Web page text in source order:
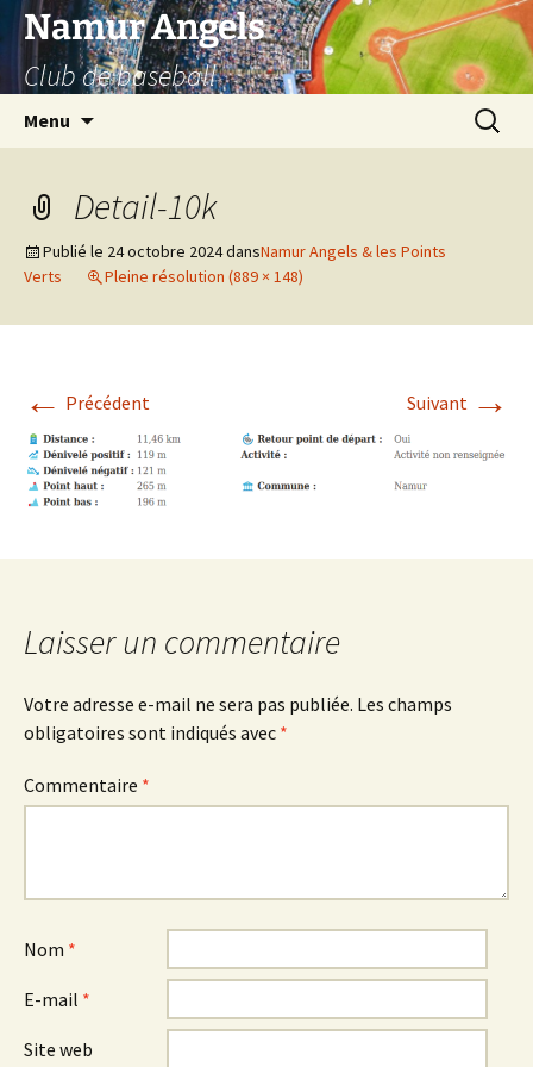
Aller
au
contenu
Namur Angels
Club de baseball
Menu
Detail-10k
Publié le 24 octobre 2024dansNamur Angels & les Points
Verts
Pleine résolution (889 × 148)
← Précédent Suivant →
Laisser un commentaire
Votre adresse e-mail ne sera pas publiée. Les champs
obligatoires sont indiqués avec *
Commentaire *
Nom *
E-mail *
Site web